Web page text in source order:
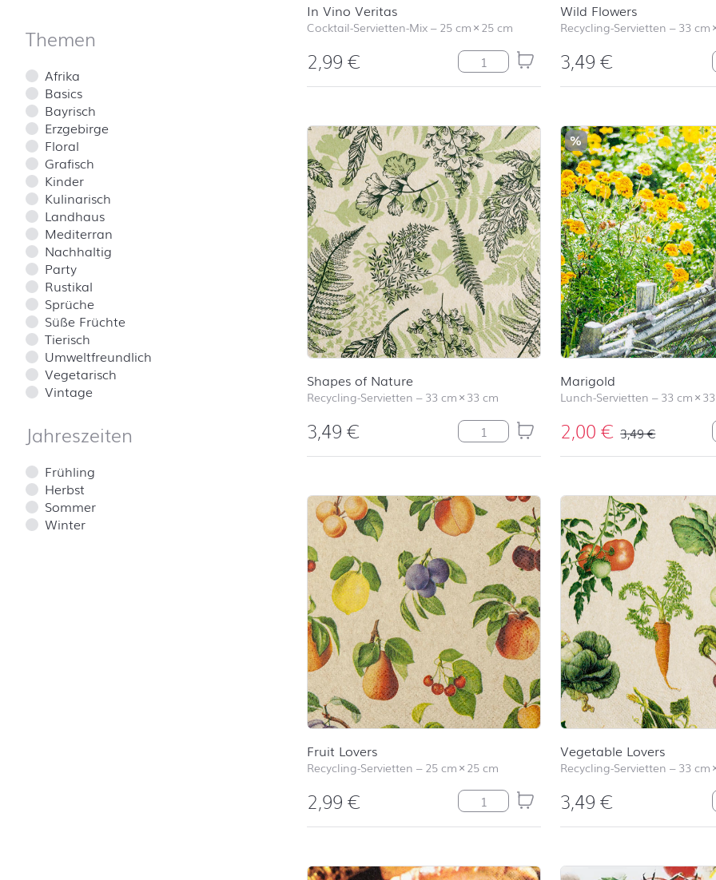
In Vino Veritas
Cocktail-Servietten-Mix–25 cm×25 cm
2,99€ In Vino Veritas Menge
Wild Flowers
Recycling-Servietten –33 cm
3,49€
Shapes of Nature
Recycling-Servietten –33 cm×33 cm
3,49€ Shapes of Nature Menge
%
Marigold
Lunch-Servietten –33 cm×
2,00€ 3,49€
Fruit Lovers
Recycling-Servietten –25 cm×25 cm
2,99€ Fruit Lovers Menge
Vegetable Lovers
Recycling-Servietten –33 cm
3,49€
Themen
Afrika
Basics
Bayrisch
Erzgebirge
Floral
Grafisch
Kinder
Kulinarisch
Landhaus
Mediterran
Nachhaltig
Party
Rustikal
Sprüche
Süße Früchte
Tierisch
Umweltfreundlich
Vegetarisch
Vintage
Jahreszeiten
Frühling
Herbst
Sommer
Winter